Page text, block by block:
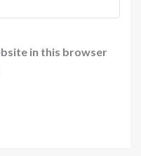
in this browser